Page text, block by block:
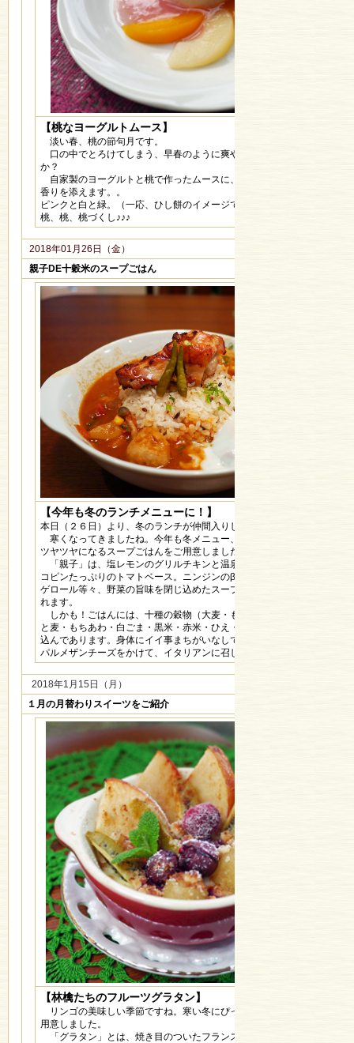
【桃なヨーグルトムース】
淡い春、桃の節句月です。
口の中でとろけてしまう、早春のように爽やかなデザートはいかがです
か？
自家製のヨーグルトと桃で作ったムースに、ピンクの桃なソースが、
香りを添えます。。
ピンクと白と緑。（一応、ひし餅のイメージです。。。）
桃、桃、桃づくし♪♪♪
2018年01月26日（金）
親子DE十穀米のスープごはん
【今年も冬のランチメニューに！】
本日（２６日）より、冬のランチが仲間入りします。
寒くなってきましたね。今年も冬メニュー、ほっかほかDEお肌が
ツヤツヤになるスープごはんをご用意しました。
「親子」は、塩レモンのグリルチキンと温泉卵です。スープは、リ
コピンたっぷりのトマトベース。ニンジンのβカロテン・生姜のジン
ゲロール等々、野菜の旨味を閉じ込めたスープDE身体の活性化が図
れます。
しかも！ごはんには、十種の穀物（大麦・もちきび・発芽玄米・は
と麦・もちあわ・白ごま・黒米・赤米・ひえ・アマランサス）が炊き
込んであります。身体にイイ事まちがいなしです！！
パルメザンチーズをかけて、イタリアンに召し上がれ♪
2018年1月15日（月）
１月の月替わりスイーツをご紹介
【林檎たちのフルーツグラタン】
リンゴの美味しい季節ですね。寒い冬にぴったりのスウィーツをご
用意しました。
「グラタン」とは、焼き目のついたフランスの郷土料理の事。リン